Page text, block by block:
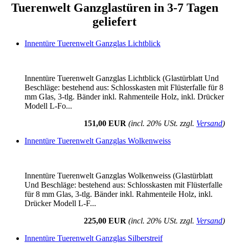
Tuerenwelt Ganzglastüren in 3-7 Tagen
geliefert
Innentüre Tuerenwelt Ganzglas Lichtblick
Innentüre Tuerenwelt Ganzglas Lichtblick (Glastürblatt Und
Beschläge: bestehend aus: Schlosskasten mit Flüsterfalle für 8
mm Glas, 3-tlg. Bänder inkl. Rahmenteile Holz, inkl. Drücker
Modell L-Fo...
151,00 EUR (incl. 20% USt. zzgl. Versand)
Innentüre Tuerenwelt Ganzglas Wolkenweiss
Innentüre Tuerenwelt Ganzglas Wolkenweiss (Glastürblatt
Und Beschläge: bestehend aus: Schlosskasten mit Flüsterfalle
für 8 mm Glas, 3-tlg. Bänder inkl. Rahmenteile Holz, inkl.
Drücker Modell L-F...
225,00 EUR (incl. 20% USt. zzgl. Versand)
Innentüre Tuerenwelt Ganzglas Silberstreif